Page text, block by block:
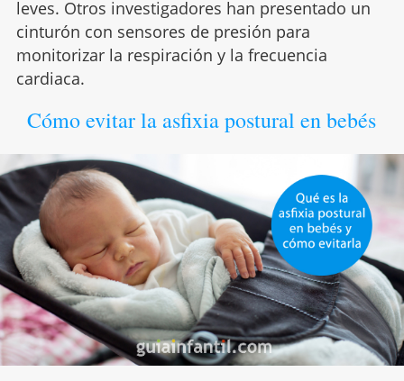
leves. Otros investigadores han presentado un
cinturón con sensores de presión para
monitorizar la respiración y la frecuencia
cardiaca.
Cómo evitar la asfixia postural en bebés